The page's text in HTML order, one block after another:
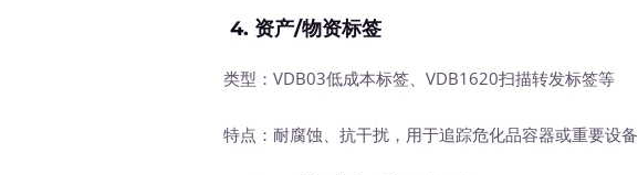
4. 资产/物资标签
类型：VDB03低成本标签、VDB1620扫描转发标签等
特点：耐腐蚀、抗干扰，用于追踪危化品容器或重要设备